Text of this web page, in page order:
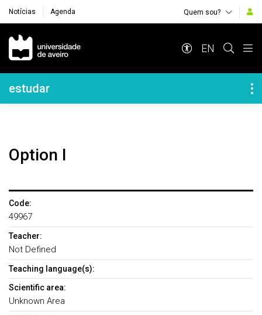
Notícias Agenda Quem sou?
Navegação Principal
EN
Navegação Lateral
estudar
Option I
Code:
49967
Teacher:
Not Defined
Teaching language(s):
Scientific area:
Unknown Area